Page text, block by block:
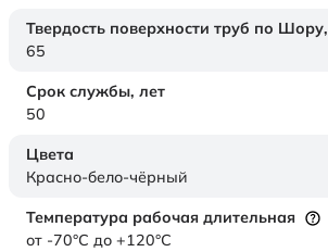
Твердость поверхности труб по Шору,
65
Срок службы, лет
50
Цвета
Красно-бело-чёрный
Температура рабочая длительная
от -70°C до +120°C